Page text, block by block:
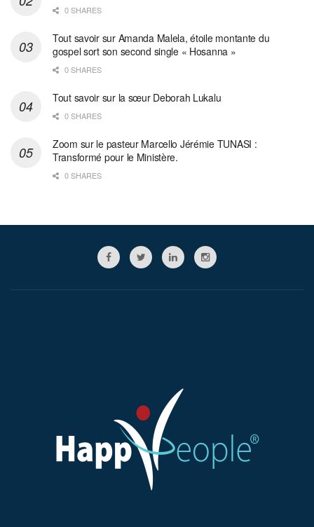
0 SHARES
Tout savoir sur Amanda Malela, étoile montante du
gospel sort son second single « Hosanna »
0 SHARES
Tout savoir sur la sœur Deborah Lukalu
0 SHARES
Zoom sur le pasteur Marcello Jérémie TUNASI :
Transformé pour le Ministère.
0 SHARES